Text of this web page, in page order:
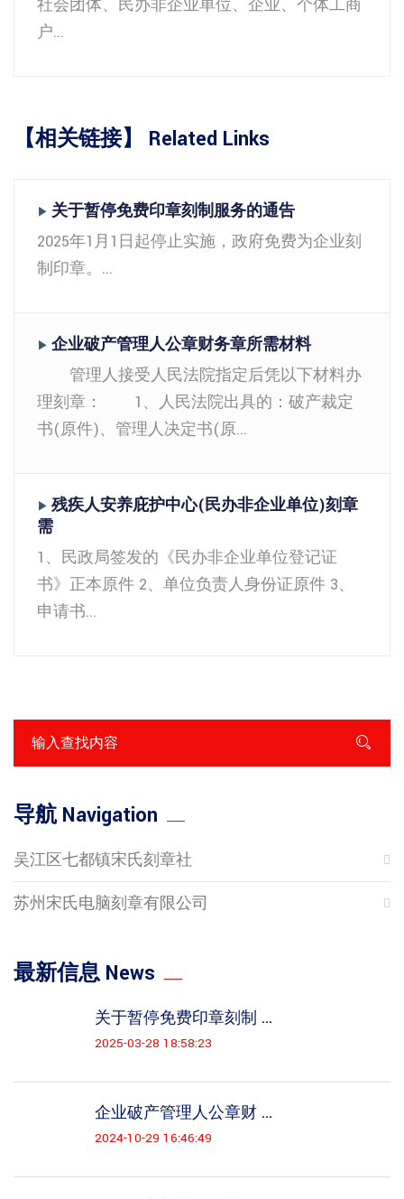
社会团体、民办非企业单位、企业、个体工商
户...
【相关链接】 Related Links
▶ 关于暂停免费印章刻制服务的通告
2025年1月1日起停止实施，政府免费为企业刻
制印章。...
▶ 企业破产管理人公章财务章所需材料
管理人接受人民法院指定后凭以下材料办
理刻章： 1、人民法院出具的：破产裁定
书(原件)、管理人决定书(原...
▶ 残疾人安养庇护中心(民办非企业单位)刻章
需
1、民政局签发的《民办非企业单位登记证
书》正本原件 2、单位负责人身份证原件 3、
申请书...
导航 Navigation
吴江区七都镇宋氏刻章社
苏州宋氏电脑刻章有限公司
最新信息 News
关于暂停免费印章刻制 ...
2025-03-28 18:58:23
企业破产管理人公章财 ...
2024-10-29 16:46:49